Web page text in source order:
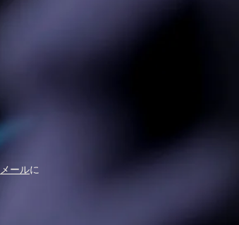
メールに